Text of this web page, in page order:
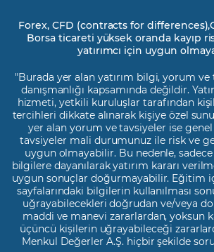
Forex, CFD (contracts for
Borsa ticareti yüksek oranda kayıp
yatırımcı için uygun
"Burada yer alan yatırım bilgi, yorum ve
danışmanlığı kapsamında değildir.
hizmeti, yetkili kuruluşlar tarafından
tercihleri dikkate alınarak kişiye özel
yer alan yorum ve tavsiyeler ise
tavsiyeler mali durumunuz ile risk ve
uygun olmayabilir. Bu nedenle,
bilgilere dayanılarak yatırım kararı
uygun sonuçlar doğurmayabilir. Eğitim
sayfalarındaki bilgilerin kullanılması
uğrayabilecekleri doğrudan ve/veya
maddi ve manevi zararlardan, yoksun
üçüncü kişilerin uğrayabileceği
Menkul Değerler A.Ş. hiçbir şekilde